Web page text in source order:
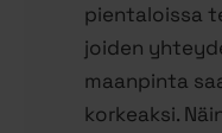
pientaloissa
joiden
maanpinta
korkeaksi.